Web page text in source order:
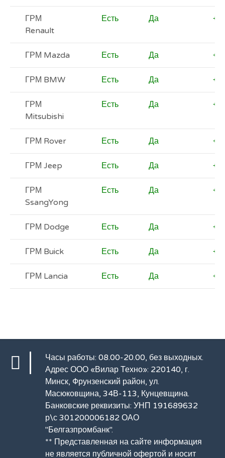
ГРМ
Renault
Есть Да +
ГРМ Mazda Есть Да +
ГРМ BMW Есть Да +
ГРМ
Mitsubishi
Есть Да +
ГРМ Rover Есть Да +
ГРМ Jeep Есть Да +
ГРМ
SsangYong
Есть Да +
ГРМ Dodge Есть Да +
ГРМ Buick Есть Да +
ГРМ Lancia Есть Да +
Часы работы: 08.00-20.00, без выходных.
Адрес ООО «Вилар Техно»: 220140, г.
Минск, Фрунзенский район, ул.
Масюковщина, 34В-113, Кунцевщина.
Банковские реквизиты: УНП 191689632
р\с 301200006182 ОАО
"Белгазпромбанк".
** Представленная на сайте информация
не является публичной офертой и носит